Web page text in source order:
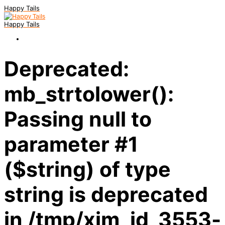
Happy Tails
Happy Tails
Deprecated:
mb_strtolower():
Passing null to
parameter #1
($string) of type
string is deprecated
in /tmp/xim_id_3553-